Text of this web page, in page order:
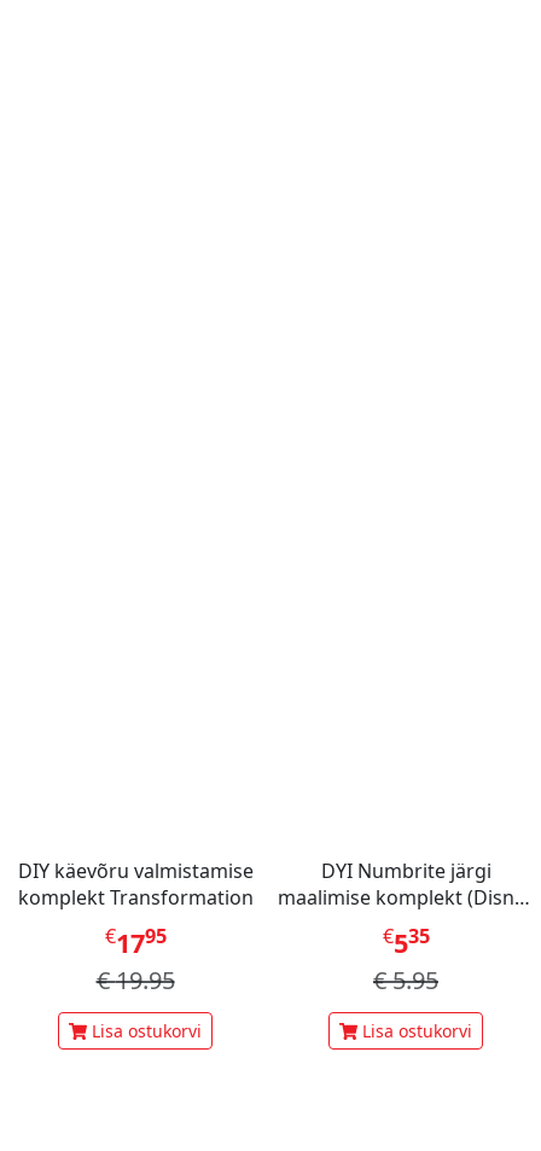
DIY käevõru valmistamise
komplekt Transformation
€1795
€19.95
Lisa ostukorvi
DYI Numbrite järgi
maalimise komplekt (Disney
Stitch Dinner Party)
€535
€5.95
Lisa ostukorvi